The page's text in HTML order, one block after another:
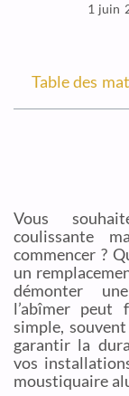
1 juin
Table des
Vous
coulissante
commencer ?
un
démonter
l’abîmer peut
simple,
garantir la
vos
moustiquaire